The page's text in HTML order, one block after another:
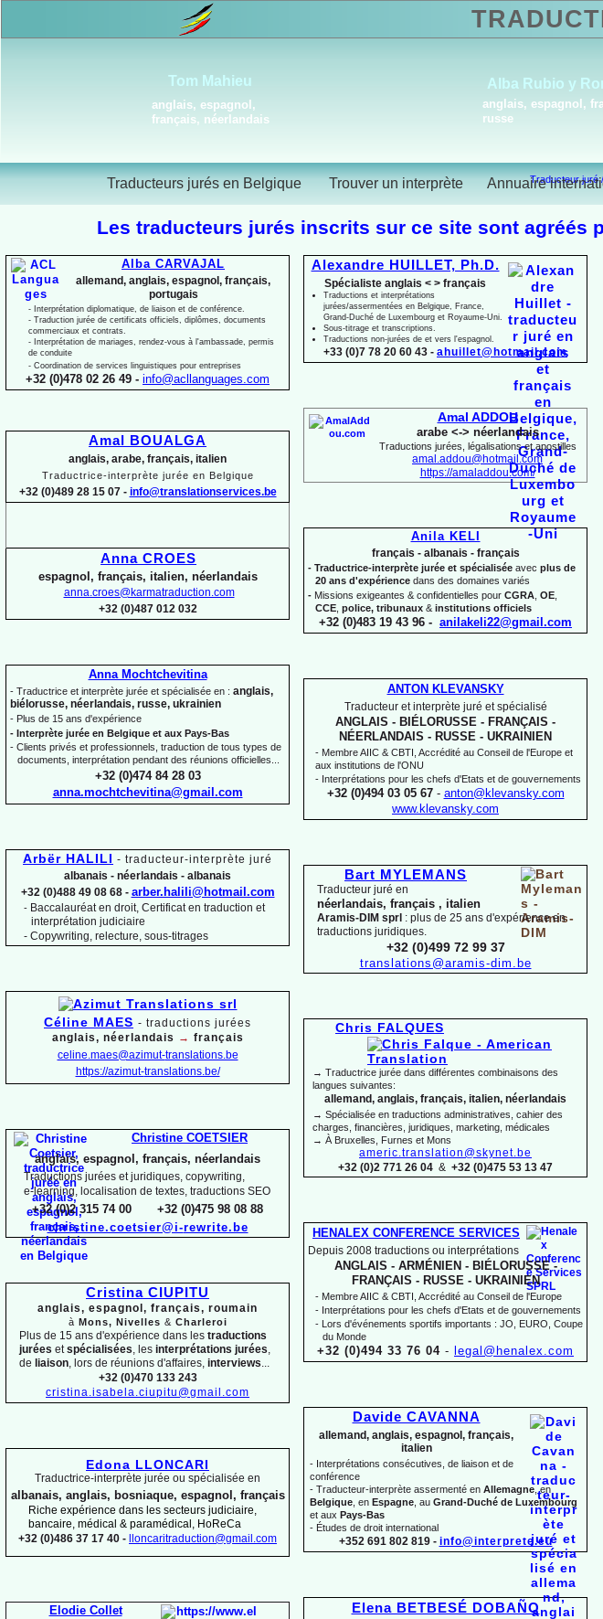
Traducteur juré
Traducteurs jurés en Belgique Trouver un interprète Annuaire
Tom Mahieu
anglais, espagnol,
français, néerlandais
Alba Rubio y
anglais, espagnol,
russe
Les traducteurs jurés inscrits sur ce site sont
Alexandre HUILLET, Ph.D.
Spécialiste anglais < > français
Traductions et interprétations
jurées/assermentées en Belgique, France,
Grand-Duché de Luxembourg et Royaume-Uni.
Sous-titrage et transcriptions.
Traductions non-jurées de et vers l'espagnol.
+33 (0)7 78 20 60 43 - ahuillet@hotmail.com
Amal ADDOU
arabe <-> néerlandais
Traductions jurées, légalisations et apostilles
amal.addou@hotmail.com
https://amaladdou.com/
Anila KELI
français -albanais -français
- Traductrice-interprète jurée et spécialisée avec plus de
20 ans d'expérience dans des domaines variés
- Missions exigeantes & confidentielles pour CGRA OE
CCE police, tribunaux & institutions officiels
+32 (0)483 19 43 96 - anilakeli22@gmail.com
ANTON KLEVANSKY
Traducteur et interprète juré et spécialisé
ANGLAIS - BIÉLORUSSE - FRANÇAIS -
NÉERLANDAIS - RUSSE - UKRAINIEN
- Membre AIIC & CBTI, Accrédité au Conseil de l'Europe et
aux institutions de l'ONU
- Interprétations pour les chefs d'Etats et de gouvernements
+32 (0)494 03 05 67- anton@klevansky.com
www.klevansky.com
Bart MYLEMANS
Traducteur juré en
néerlandais, français , italien
Aramis-DIM sprl : plus de 25 ans d'expérience en
traductions juridiques.
+32 (0)499 72 99 37
translations@aramis-dim.be
Chris FALQUES
→ Traductrice jurée dans différentes combinaisons des
langues suivantes:
allemand, anglais, français, italien, néerlandais
→ Spécialisée en traductions administratives, cahier des
charges, financières, juridiques, marketing, médicales
→ À Bruxelles, Furnes et Mons
americ.translation@skynet.be
+32 (0)2 771 26 04 & +32 (0)475 53 13 47
HENALEX CONFERENCE SERVICES
Depuis 2008 traductions ou interprétations
ANGLAIS -ARMÉNIEN -BIÉLORUSSE -
FRANÇAIS -RUSSE -UKRAINIEN
- Membre AIIC & CBTI, Accrédité au Conseil de l'Europe
- Interprétations pour les chefs d'Etats et de gouvernements
- Lors d'événements sportifs importants : JO, EURO, Coupe
du Monde
+32 (0)494 33 76 04 - legal@henalex.com
Davide CAVANNA
allemand, anglais, espagnol, français,
italien
- Interprétations consécutives, de liaison et de
conférence
- Traducteur-interprète assermenté en Allemagne , en
Belgique , en Espagne , au Grand-Duché de Luxembourg
et aux Pays-Bas
- Études de droit international
+352 691 802 819 - info@interprete.eu
Elena BETBESÉ DOBAÑO
Alba CARVAJAL
allemand, anglais, espagnol, français,
portugais
- Interprétation diplomatique, de liaison et de conférence.
- Traduction jurée de certificats officiels, diplômes, documents
commerciaux et contrats.
- Interprétation de mariages, rendez-vous à l'ambassade, permis
de conduite
- Coordination de services linguistiques pour entreprises
+32 (0)478 02 26 49 - info@acllanguages.com
Amal BOUALGA
anglais, arabe, français, italien
Traductrice-interprète jurée en Belgique
+32 (0)489 28 15 07 - info@translationservices.be
Anna CROES
espagnol, français, italien, néerlandais
anna.croes@karmatraduction.com
+32 (0)487 012 032
Anna Mochtchevitina
- Traductrice et interprète jurée et spécialisée en : anglais,
biélorusse, néerlandais, russe, ukrainien
- Plus de 15 ans d'expérience
- Interprète jurée en Belgique et aux Pays-Bas
- Clients privés et professionnels, traduction de tous types de
documents, interprétation pendant des réunions officielles...
+32 (0)474 84 28 03
anna.mochtchevitina@gmail.com
Arbër HALILI - traducteur-interprète juré
albanais - néerlandais - albanais
+32 (0)488 49 08 68 - arber.halili@hotmail.com
- Baccalauréat en droit, Certificat en traduction et
interprétation judiciaire
- Copywriting, relecture, sous-titrages
Céline MAES - traductions jurées
anglais, néerlandais → français
celine.maes@azimut-translations.be
https://azimut-translations.be/
Christine COETSIER
anglais, espagnol, français, néerlandais
Traductions jurées et juridiques, copywriting,
e- learning, localisation de textes, traductions SEO
+32 (0)2 315 74 00 +32 (0)475 98 08 88
christine.coetsier@i-rewrite.be
Cristina CIUPITU
anglais, espagnol, français, roumain
à Mons, Nivelles & Charleroi
Plus de 15 ans d'expérience dans les traductions
jurées etspécialisées, les interprétations jurées,
de liaison, lors de réunions d'affaires, interviews...
+32 (0)470 133 243
cristina.isabela.ciupitu@gmail.com
Edona LLONCARI
Traductrice-interprète jurée ou spécialisée en
albanais, anglais, bosniaque, espagnol, français
Riche expérience dans les secteurs judiciaire,
bancaire, médical & paramédical, HoReCa
+32 (0)486 37 17 40 -
lloncaritraduction@gmail.com
Elodie Collet